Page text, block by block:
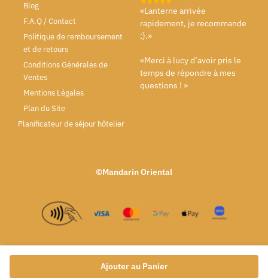
Ajouter au Panier
Blog
F.A.Q / Contact
Politique de remboursement
et de retours
Conditions Générales de
Ventes
Mentions Légales
Plan du Site
Planificateur de séjour hôtelier
«Lanterne arrivée
rapidement, je recommande
:).»
«Merci à lucy d’avoir pris le
temps de répondre à mes
questions ! »
©Mandarin Oriental